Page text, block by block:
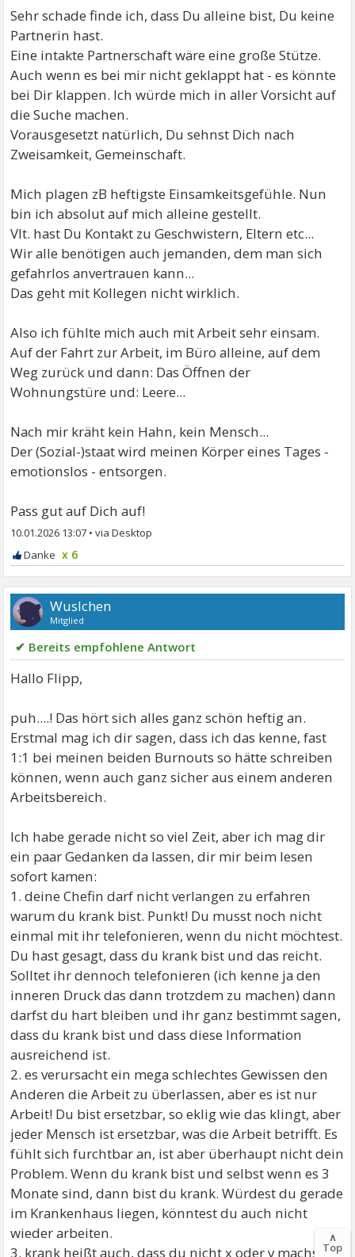
Sehr schade finde ich, dass Du alleine bist, Du keine
Partnerin hast.
Eine intakte Partnerschaft wäre eine große Stütze.
Auch wenn es bei mir nicht geklappt hat - es könnte
bei Dir klappen. Ich würde mich in aller Vorsicht auf
die Suche machen.
Vorausgesetzt natürlich, Du sehnst Dich nach
Zweisamkeit, Gemeinschaft.
Mich plagen zB heftigste Einsamkeitsgefühle. Nun
bin ich absolut auf mich alleine gestellt.
Vlt. hast Du Kontakt zu Geschwistern, Eltern etc...
Wir alle benötigen auch jemanden, dem man sich
gefahrlos anvertrauen kann...
Das geht mit Kollegen nicht wirklich.
Also ich fühlte mich auch mit Arbeit sehr einsam.
Auf der Fahrt zur Arbeit, im Büro alleine, auf dem
Weg zurück und dann: Das Öffnen der
Wohnungstüre und: Leere...
Nach mir kräht kein Hahn, kein Mensch...
Der (Sozial-)staat wird meinen Körper eines Tages -
emotionslos - entsorgen.
Pass gut auf Dich auf!
10.01.2026 13:07 •
x 6
Wuslchen
Mitglied
✔ Bereits empfohlene Antwort
Hallo Flipp,
puh....! Das hört sich alles ganz schön heftig an.
Erstmal mag ich dir sagen, dass ich das kenne, fast
1:1 bei meinen beiden Burnouts so hätte schreiben
können, wenn auch ganz sicher aus einem anderen
Arbeitsbereich.
Ich habe gerade nicht so viel Zeit, aber ich mag dir
ein paar Gedanken da lassen, dir mir beim lesen
sofort kamen:
1. deine Chefin darf nicht verlangen zu erfahren
warum du krank bist. Punkt! Du musst noch nicht
einmal mit ihr telefonieren, wenn du nicht möchtest.
Du hast gesagt, dass du krank bist und das reicht.
Solltet ihr dennoch telefonieren (ich kenne ja den
inneren Druck das dann trotzdem zu machen) dann
darfst du hart bleiben und ihr ganz bestimmt sagen,
dass du krank bist und dass diese Information
ausreichend ist.
2. es verursacht ein mega schlechtes Gewissen den
Anderen die Arbeit zu überlassen, aber es ist nur
Arbeit! Du bist ersetzbar, so eklig wie das klingt, aber
jeder Mensch ist ersetzbar, was die Arbeit betrifft. Es
fühlt sich furchtbar an, ist aber überhaupt nicht dein
Problem. Wenn du krank bist und selbst wenn es 3
Monate sind, dann bist du krank. Würdest du gerade
im Krankenhaus liegen, könntest du auch nicht
wieder arbeiten.
3. krank heißt auch, dass du nicht x oder y machst.
∧
Top